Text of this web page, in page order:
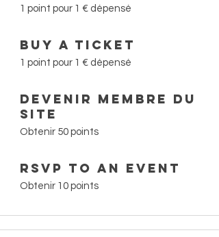
1 point pour 1 € dépensé
Buy a ticket
1 point pour 1 € dépensé
Devenir membre du
site
Obtenir 50 points
RSVP to an event
Obtenir 10 points